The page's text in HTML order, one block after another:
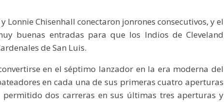
Lonnie Chisenhall conectaron jonrones consecutivos, y el
buenas entradas para que los Indios de Cleveland
de San Luis.
en el séptimo lanzador en la era moderna del
en cada una de sus primeras cuatro aperturas
permitido dos carreras en sus últimas tres aperturas y